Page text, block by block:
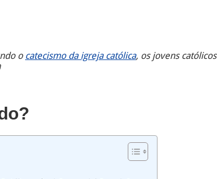
o catecismo da igreja católica, os jovens católicos